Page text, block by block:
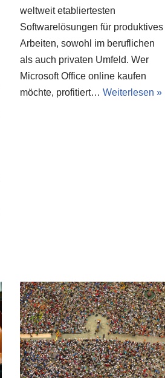
weltweit etabliertesten
Softwarelösungen für produktives
Arbeiten, sowohl im beruflichen
als auch privaten Umfeld. Wer
Microsoft Office online kaufen
möchte, profitiert… Weiterlesen »